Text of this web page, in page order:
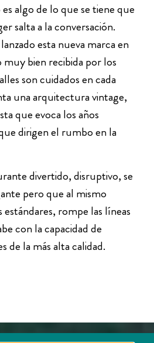
algo de lo que se tiene que
salta a la conversación.
esta nueva marca en
bien recibida por los
son cuidados en cada
una arquitectura vintage,
que evoca los años
dirigen el rumbo en la
divertido, disruptivo, se
pero que al mismo
rompe las líneas
con la capacidad de
de la más alta calidad.